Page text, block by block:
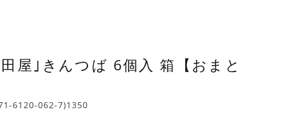
屋｣きんつば 6個入 箱【おまと
6120-062-7)1350